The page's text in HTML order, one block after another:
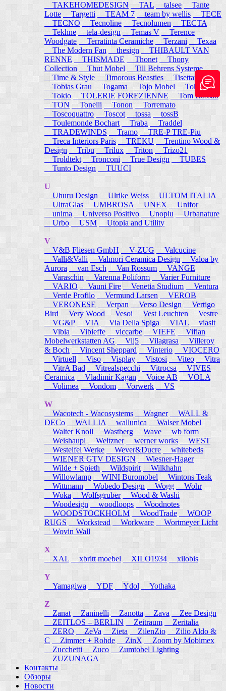
TAKEHOMEDESIGN
TAL talsee
Tante
Lotte
Targetti TEAM 7 team by wellis
TECE
TECNO
Tecnoline Tecnolumen
TECTA
Tekhne
tela-design Temas V
Terence
Woodgate
Terratinta Ceramiche Terzani
Texaa
The Modern Fan
thesign
THIBAULT VAN
RENNE
THISMADE Thonet
Thony
Collection
Thut Mobel
Till Behrens Systeme
Time & Style
Timorous Beasties
Tisettanta
Tobias Grau
Togama Tojo Mobel
Token
Tokio
TOLERIE FOREZIENNE
Tom Rossau
TON
Tonelli Tonon
Torremato
Toscoquattro
Toscot tossa
tossB
Toulemonde Bochart
Traba
Traddel
TRADEWINDS
Tramo
TRE-P TRE-Piu
Treca Interiors Paris
TREKU
Trentino Wood &
Design
Tribu Trilux Triton
Trizo21
Troldtekt Tronconi True Design
TUBES
Tunto Design
TUUCI
U
Uhuru Design
Ulrike Weiss
ULTOM ITALIA
UltraGlas
UMBROSA UNEX
Unifor
unima
Universo Positivo Unopiu
Urbanature
Urbo
USM Utopia and Utility
V
V&B Fliesen GmbH
V-ZUG
Valcucine
Valli&Valli
Valmori Ceramica Design
Valoa by
Aurora
van Esch Van Rossum
VANGE
Varaschin
Varenna Poliform
Varier Furniture
VARIO
Vauni Fire Venetia Studium
Ventura
Verde Profilo
Vermund Larsen
VEROB
VERONESE
Verpan Verso Design
Vertigo
Bird
Very Wood Vesoi Vest Leuchten
Vestre
VG&P
VIA Via Della Spiga VIAL
viasit
Vibia
Vibieffe viccarbe VIEFE
Vifian
Mobelwerkstatten AG
Vij5 Vilagrasa
Villeroy
& Boch
Vincent Sheppard Vinterio
VIOCERO
Virtuell
Viso Visplay Vistosi Viteo
Vitra
VitrA Bad
Vitrealspecchi Vitrocsa
VIVES
Ceramica
Vladimir Kagan Voice AB
VOLA
Volimea
Vondom Vorwerk VS
W
Wacotech - Wacosystems
Wagner
WALL &
DECo
WALLIA wallunica
Walser Mobel
Walter Knoll
Wastberg Wave
wb form
Weishaupl
Weitzner werner works
WEST
Westeifel Werke
Wever&Ducre
whitebeds
WIENER GTV DESIGN
Wiesner-Hager
Wilde + Spieth
Wildspirit
Wilkhahn
Willowlamp
WINI Buromobel
Wintons Teak
Wittmann
Wobedo Design Wogg
Wohr
Woka
Wolfsgruber
Wood & Washi
Woodesign
woodloops
Woodnotes
WOODSTOCKHOLM
WoodTrade
WOOP
RUGS
Workstead Workware
Wortmeyer Licht
Wovin Wall
X
XAL
xbritt moebel XILO1934 xilobis
Y
Yamagiwa
YDF Ydol Yothaka
Z
Zanat
Zaninelli Zanotta Zava
Zee Design
ZEITLOS – BERLIN
Zeitraum
Zeritalia
ZERO
ZeVa Zieta ZilenZio
Zilio Aldo &
C
Zimmer + Rohde ZinX
Zoom by Mobimex
Zucchetti
Zuco
Zumtobel Lighting
ZUZUNAGA
Контакты
Обзоры
Новости